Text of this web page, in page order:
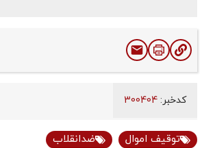
کدخبر:
توقیف اموال ضدانقلاب